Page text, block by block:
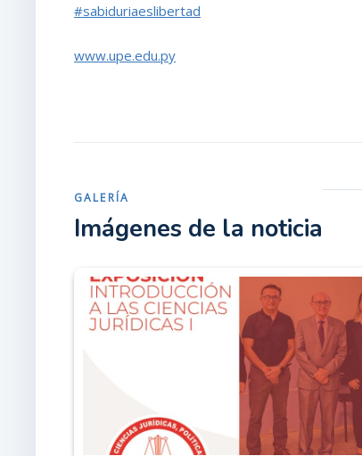
#sabiduriaeslibertad
www.upe.edu.py
GALERÍA
Imágenes de la noticia